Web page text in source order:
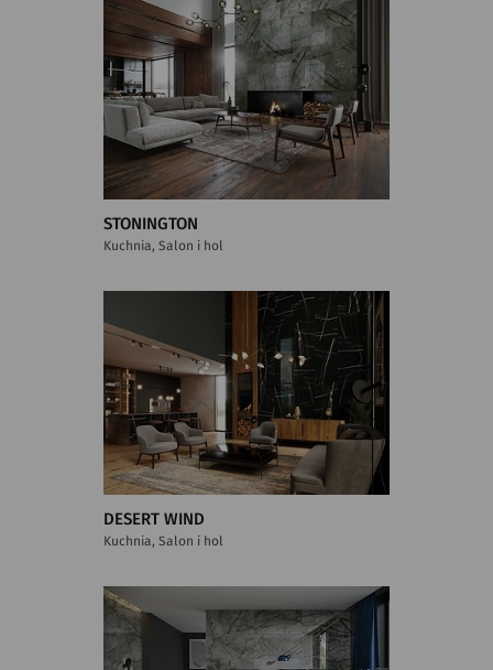
STONINGTON
Kuchnia, Salon i hol
DESERT WIND
Kuchnia, Salon i hol